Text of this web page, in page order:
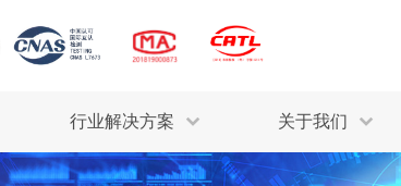
行业解决方案 关于我们
检测服务